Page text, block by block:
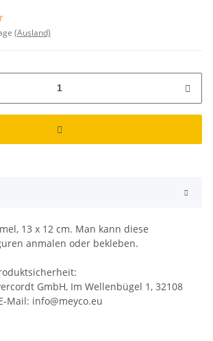
(Ausland)
13 x 12 cm. Man kann diese
anmalen oder bekleben.
GmbH, Im Wellenbügel 1, 32108
Mail: info@meyco.eu